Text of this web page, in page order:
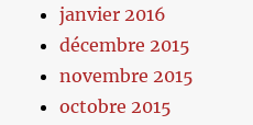
janvier 2016
décembre 2015
novembre 2015
octobre 2015